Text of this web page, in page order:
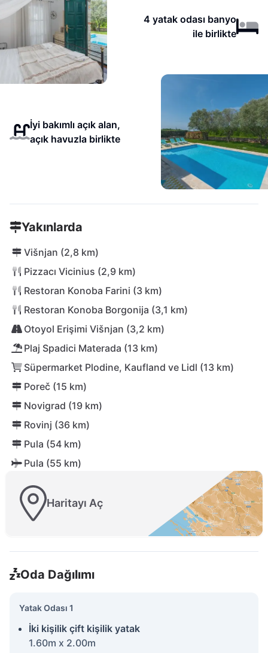
4 yatak odası banyo
ile birlikte
İyi bakımlı açık alan,
açık havuzla birlikte
Yakınlarda
Višnjan (2,8 km)
Pizzacı Vicinius (2,9 km)
Restoran Konoba Farini (3 km)
Restoran Konoba Borgonija (3,1 km)
Otoyol Erişimi Višnjan (3,2 km)
Plaj Spadici Materada (13 km)
Süpermarket Plodine, Kaufland ve Lidl (13 km)
Poreč (15 km)
Novigrad (19 km)
Rovinj (36 km)
Pula (54 km)
Pula (55 km)
Haritayı Aç
Oda Dağılımı
Yatak Odası 1
İki kişilik çift kişilik yatak
1.60m x 2.00m